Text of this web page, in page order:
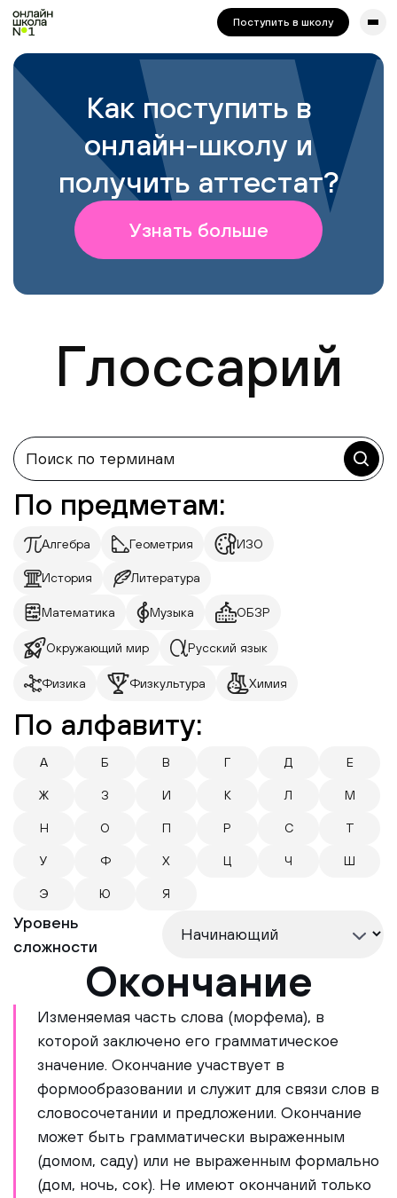
сайта. Для корректной работы попробуйте отключить VPN.
Поступить в школу
Как поступить в
онлайн-школу и
получить аттестат?
Узнать больше
Глоссарий
По предметам:
Алгебра Геометрия ИЗО
История Литература
Математика Музыка ОБЗР
Окружающий мир Русский язык
Физика Физкультура Химия
По алфавиту:
А Б В Г Д Е
Ж З И К Л М
Н О П Р С Т
У Ф Х Ц Ч Ш
Э Ю Я
Уровень
сложности
Окончание
Изменяемая часть слова (морфема), в
которой заключено его грамматическое
значение. Окончание участвует в
формообразовании и служит для связи слов в
словосочетании и предложении. Окончание
может быть грамматически выраженным
(домом, саду) или не выраженным формально
(дом, ночь, сок). Не имеют окончаний только